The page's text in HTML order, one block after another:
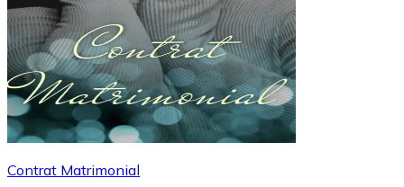
Contrat Matrimonial